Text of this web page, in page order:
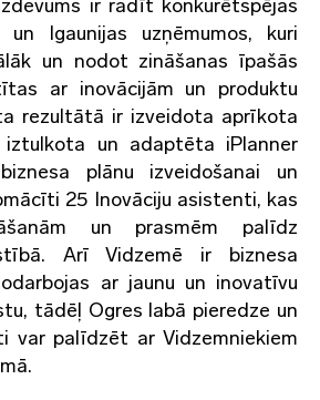
ir radīt konkurētspējas
Igaunijas uzņēmumos, kuri
un nodot zināšanas īpašās
ar inovācijām un produktu
rezultātā ir izveidota aprīkota
iztulkota un adaptēta iPlanner
plānu izveidošanai un
25 Inovāciju asistenti, kas
un prasmēm palīdz
Arī Vidzemē ir biznesa
ar jaunu un inovatīvu
tādēļ Ogres labā pieredze un
var palīdzēt ar Vidzemniekiem